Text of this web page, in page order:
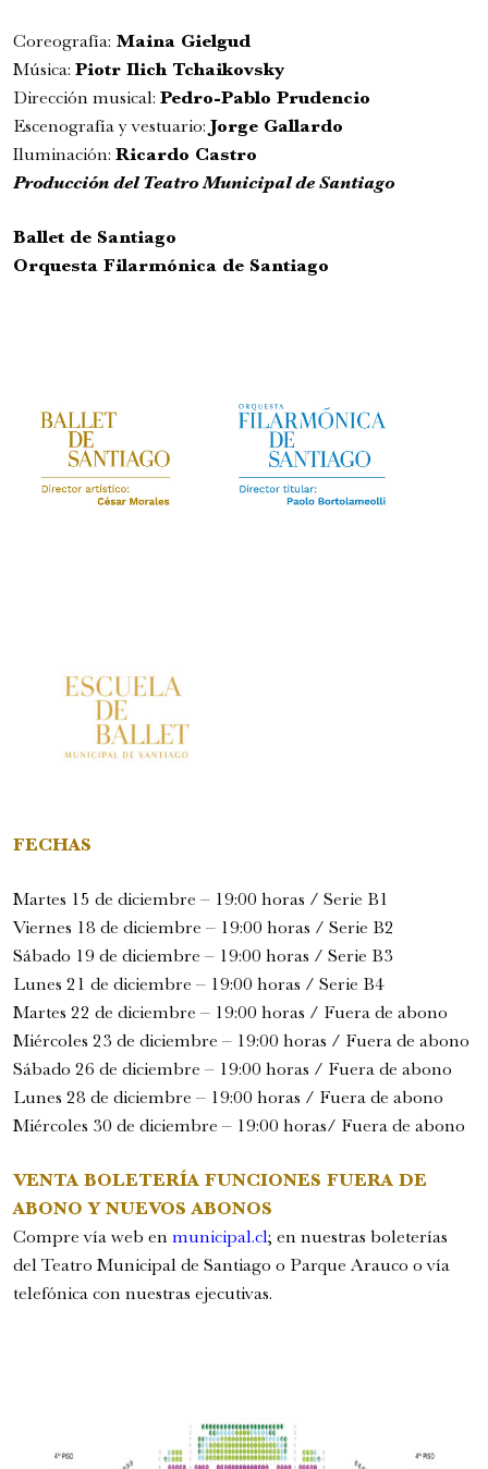
Coreografía: Maina Gielgud
Música: Piotr Ilich Tchaikovsky
Dirección musical: Pedro-Pablo Prudencio
Escenografía y vestuario: Jorge Gallardo
Iluminación: Ricardo Castro
Producción del Teatro Municipal de Santiago
Ballet de Santiago
Orquesta Filarmónica de Santiago
FECHAS
Martes 15 de diciembre – 19:00 horas / Serie B1
Viernes 18 de diciembre – 19:00 horas / Serie B2
Sábado 19 de diciembre – 19:00 horas / Serie B3
Lunes 21 de diciembre – 19:00 horas / Serie B4
Martes 22 de diciembre – 19:00 horas / Fuera de abono
Miércoles 23 de diciembre – 19:00 horas / Fuera de abono
Sábado 26 de diciembre – 19:00 horas / Fuera de abono
Lunes 28 de diciembre – 19:00 horas / Fuera de abono
Miércoles 30 de diciembre – 19:00 horas/ Fuera de abono
VENTA BOLETERÍA FUNCIONES FUERA DE
ABONO Y NUEVOS ABONOS
Compre vía web en municipal.cl; en nuestras boleterías
del Teatro Municipal de Santiago o Parque Arauco o vía
telefónica con nuestras ejecutivas.